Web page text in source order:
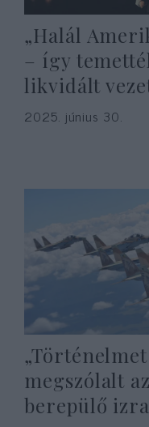
„Halál
– így
likvidált
2025. június 30.
megszólalt
berepülő